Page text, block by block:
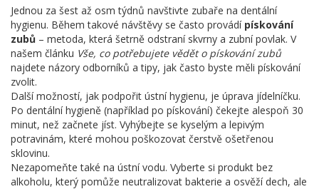
Jednou za šest až osm týdnů navštivte zubaře na dentální
hygienu. Během takové návštěvy se často provádí pískování
zubů – metoda, která šetrně odstraní skvrny a zubní povlak. V
našem článku Vše, co potřebujete vědět o pískování zubů
najdete názory odborníků a tipy, jak často byste měli pískování
zvolit.
Další možností, jak podpořit ústní hygienu, je úprava jídelníčku.
Po dentální hygieně (například po pískování) čekejte alespoň 30
minut, než začnete jíst. Vyhýbejte se kyselým a lepivým
potravinám, které mohou poškozovat čerstvě ošetřenou
sklovinu.
Nezapomeňte také na ústní vodu. Vyberte si produkt bez
alkoholu, který pomůže neutralizovat bakterie a osvěží dech, ale